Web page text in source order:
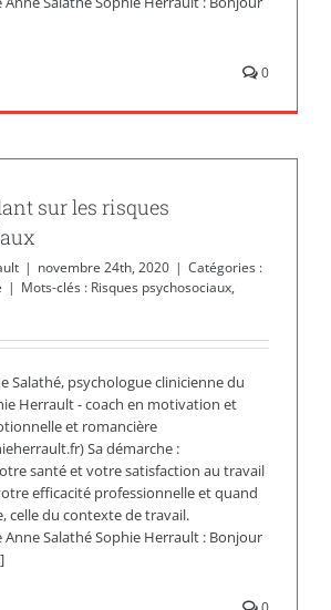
0
sur les risques
| novembre 24th, 2020 | Catégories :
| Mots-clés : Risques psychosociaux,
Salathé, psychologue clinicienne du
Herrault - coach en motivation et
et romancière
Sa démarche :
santé et votre satisfaction au travail
efficacité professionnelle et quand
celle du contexte de travail.
Salathé Sophie Herrault : Bonjour